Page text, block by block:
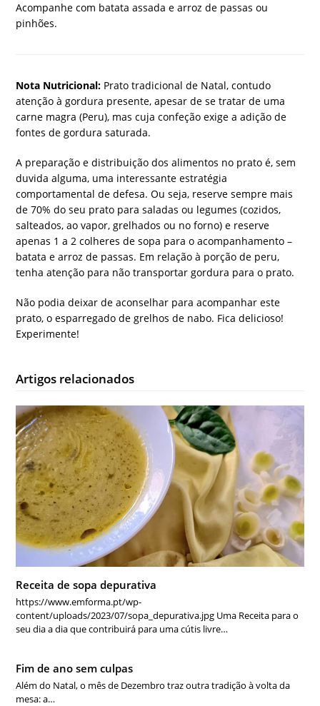
Acompanhe com batata assada e arroz de passas ou
pinhões.
Nota Nutricional: Prato tradicional de Natal, contudo
atenção à gordura presente, apesar de se tratar de uma
carne magra (Peru), mas cuja confeção exige a adição de
fontes de gordura saturada.
A preparação e distribuição dos alimentos no prato é, sem
duvida alguma, uma interessante estratégia
comportamental de defesa. Ou seja, reserve sempre mais
de 70% do seu prato para saladas ou legumes (cozidos,
salteados, ao vapor, grelhados ou no forno) e reserve
apenas 1 a 2 colheres de sopa para o acompanhamento –
batata e arroz de passas. Em relação à porção de peru,
tenha atenção para não transportar gordura para o prato.
Não podia deixar de aconselhar para acompanhar este
prato, o esparregado de grelhos de nabo. Fica delicioso!
Experimente!
Artigos relacionados
Receita de sopa depurativa
https://www.emforma.pt/wp-
content/uploads/2023/07/sopa_depurativa.jpg Uma Receita para o
seu dia a dia que contribuirá para uma cútis livre…
Fim de ano sem culpas
Além do Natal, o mês de Dezembro traz outra tradição à volta da
mesa: a…